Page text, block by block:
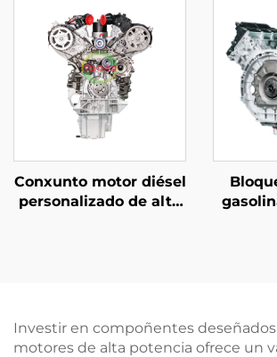
Rover IV (L405) de
2012, prezo de fábrica
Conxunto motor diésel
personalizado de alta
XJ,
Investir en compoñentes
motores de alta potencia ofrece un